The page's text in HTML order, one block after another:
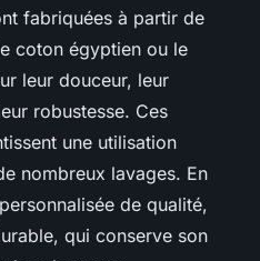
fabriquées à partir de
coton égyptien ou le
leur douceur, leur
robustesse. Ces
une utilisation
nombreux lavages. En
de qualité,
qui conserve son